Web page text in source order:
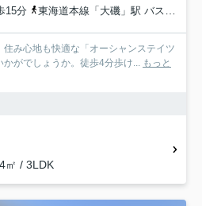
15分
東海道本線「大磯」駅 バス12分 神奈川中央交通「すみれ平局前」 停歩4分
み心地も快適な「オーシャンステイツ
がでしょうか。徒歩4分歩け...
もっと
㎡ / 3LDK